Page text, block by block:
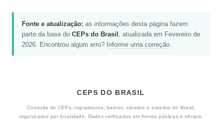
Fonte e atualização: as informações desta página fazem
parte da base do CEPs do Brasil , atualizada em Fevereiro de
2026. Encontrou algum erro? Informe uma correção
CEPS DO BRASIL
Consulta de CEPs, logradouros, bairros, cidades e estados do Brasil,
organizados por localidade. Dados verificados em fontes públicas e oficiais.